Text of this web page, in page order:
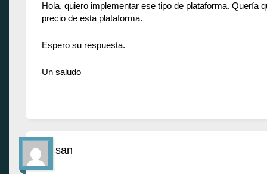
Hola, quiero implementar ese tipo de plataforma. Quería
precio de esta plataforma.
Espero su respuesta.
Un saludo
san